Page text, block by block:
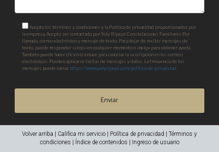
Acepto los términos y condiciones y la Política de privacidad proporcionados por
la empresa. Acepto ser contactado por Yoly Ripepi Constelaciones Familiares Por
llamada, correo electrónico y mensaje de texto. Para dejar de recibir mensajes de
texto, puede responder «stop» en cualquier momento o «help» para obtener ayuda.
También puede hacer clic en el enlace para cancelar la suscripción en los correos
electrónicos. Pueden aplicarse tarifas de mensajes y datos. La frecuencia de los
mensajes puede variar. https://www.yolyripepi.com/politica-de-privacidad
Enviar
Volver arriba Califica mi servicio Política de privacidad
Términos y
condiciones
Índice de contenidos Ingreso de usuario